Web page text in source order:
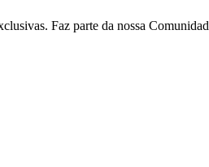
Faz parte da nossa